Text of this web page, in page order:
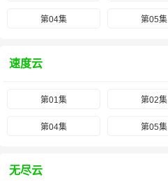
第04集 第05集
速度云
第01集 第02集
第04集 第05集
无尽云